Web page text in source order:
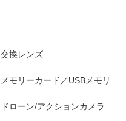
交換レンズ
メモリーカード／USBメモリ
ドローン/アクションカメラ